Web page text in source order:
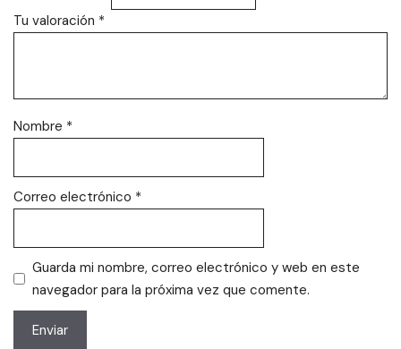
Tu valoración *
Nombre *
Correo electrónico *
Guarda mi nombre, correo electrónico y web en este
navegador para la próxima vez que comente.